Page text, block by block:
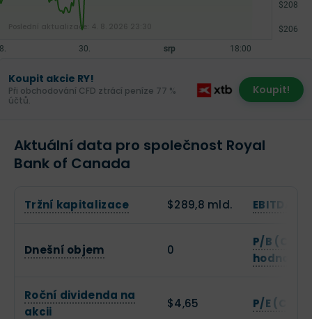
Koupit akcie RY!
Při obchodování CFD ztrácí peníze 77 %
účtů.
Koupit!
Poslední aktualizace:
Aktuální data pro společnost Royal
Bank of Canada
Tržní kapitalizace $289,8 mld. EBITDA
Dnešní objem 0
P/B
hodnotě)
Roční dividenda na
akcii
$4,65 P/E